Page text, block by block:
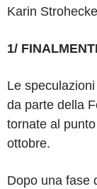
Karin
1/
Le
da parte della
tornate al
ottobre.
Dopo una fase